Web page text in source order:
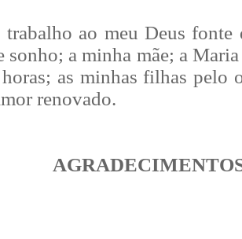
trabalho ao meu Deus fonte
sonho; a minha mãe; a
as minhas filhas pelo
renovado.